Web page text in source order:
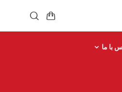
با ما